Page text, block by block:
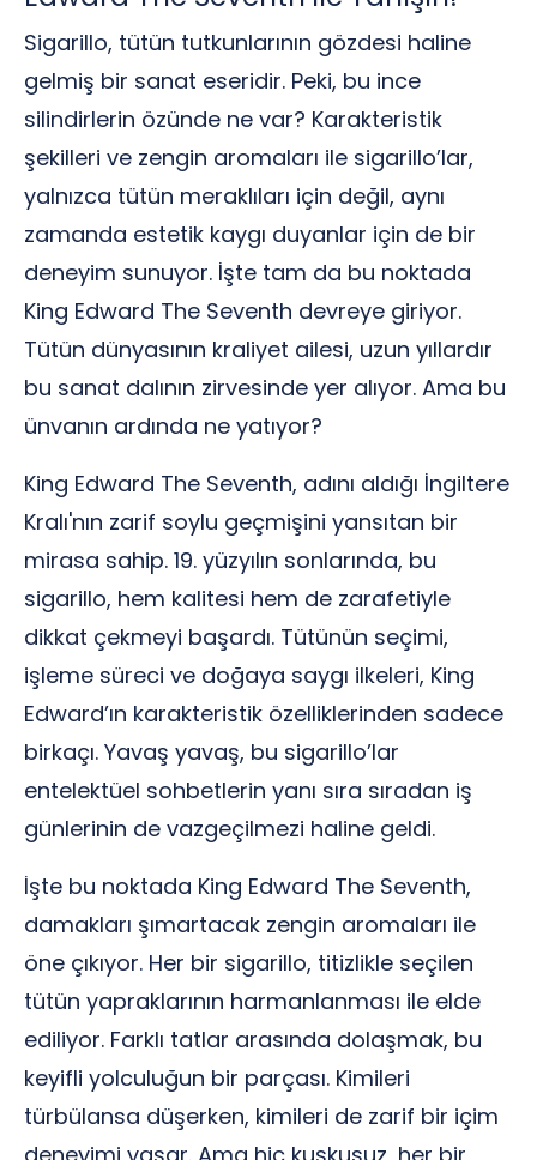
Sigarillo, tütün tutkunlarının gözdesi haline
gelmiş bir sanat eseridir. Peki, bu ince
silindirlerin özünde ne var? Karakteristik
şekilleri ve zengin aromaları ile sigarillo’lar,
yalnızca tütün meraklıları için değil, aynı
zamanda estetik kaygı duyanlar için de bir
deneyim sunuyor. İşte tam da bu noktada
King Edward The Seventh devreye giriyor.
Tütün dünyasının kraliyet ailesi, uzun yıllardır
bu sanat dalının zirvesinde yer alıyor. Ama bu
ünvanın ardında ne yatıyor?
King Edward The Seventh, adını aldığı İngiltere
Kralı'nın zarif soylu geçmişini yansıtan bir
mirasa sahip. 19. yüzyılın sonlarında, bu
sigarillo, hem kalitesi hem de zarafetiyle
dikkat çekmeyi başardı. Tütünün seçimi,
işleme süreci ve doğaya saygı ilkeleri, King
Edward’ın karakteristik özelliklerinden sadece
birkaçı. Yavaş yavaş, bu sigarillo’lar
entelektüel sohbetlerin yanı sıra sıradan iş
günlerinin de vazgeçilmezi haline geldi.
İşte bu noktada King Edward The Seventh,
damakları şımartacak zengin aromaları ile
öne çıkıyor. Her bir sigarillo, titizlikle seçilen
tütün yapraklarının harmanlanması ile elde
ediliyor. Farklı tatlar arasında dolaşmak, bu
keyifli yolculuğun bir parçası. Kimileri
türbülansa düşerken, kimileri de zarif bir içim